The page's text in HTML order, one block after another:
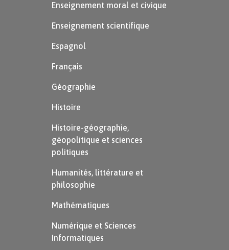
Enseignement moral et civique
Enseignement scientifique
Espagnol
Français
Géographie
Histoire
Histoire-géographie,
géopolitique et sciences
politiques
Humanités, littérature et
philosophie
Mathématiques
Numérique et Sciences
Informatiques